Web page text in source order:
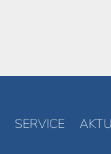
SERVICE